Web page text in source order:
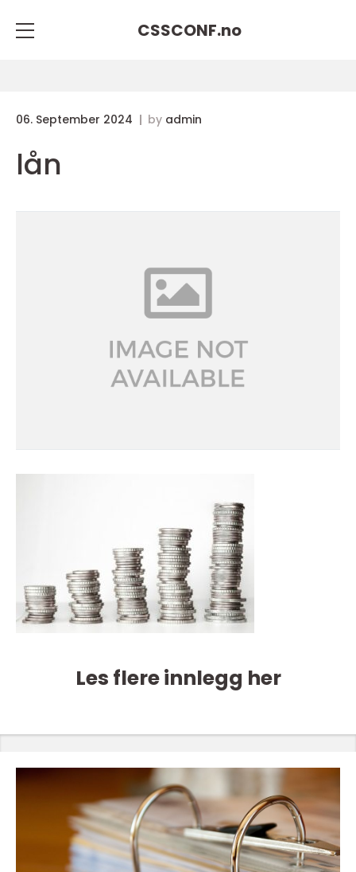
CSSCONF.no
06. September 2024 by admin
lån
Les flere innlegg her